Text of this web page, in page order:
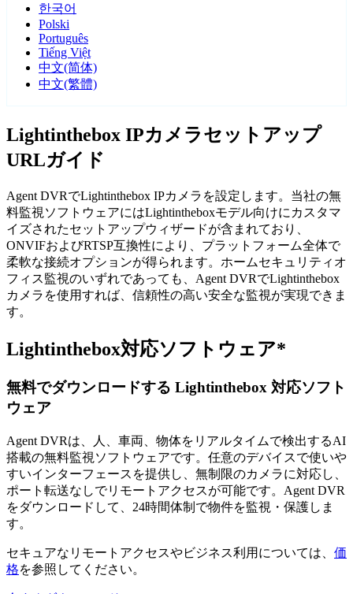
한국어
Polski
Português
Tiếng Việt
中文(简体)
中文(繁體)
Lightinthebox IPカメラセットアップ
URLガイド
Agent DVRでLightinthebox IPカメラを設定します。当社の無
料監視ソフトウェアにはLightintheboxモデル向けにカスタマ
イズされたセットアップウィザードが含まれており、
ONVIFおよびRTSP互換性により、プラットフォーム全体で
柔軟な接続オプションが得られます。ホームセキュリティオ
フィス監視のいずれであっても、Agent DVRでLightinthebox
カメラを使用すれば、信頼性の高い安全な監視が実現できま
す。
Lightinthebox対応ソフトウェア*
無料でダウンロードする Lightinthebox 対応ソフト
ウェア
Agent DVRは、人、車両、物体をリアルタイムで検出するAI
搭載の無料監視ソフトウェアです。任意のデバイスで使いや
すいインターフェースを提供し、無制限のカメラに対応し、
ポート転送なしでリモートアクセスが可能です。Agent DVR
をダウンロードして、24時間体制で物件を監視・保護しま
す。
セキュアなリモートアクセスやビジネス利用については、 価
格を参照してください。